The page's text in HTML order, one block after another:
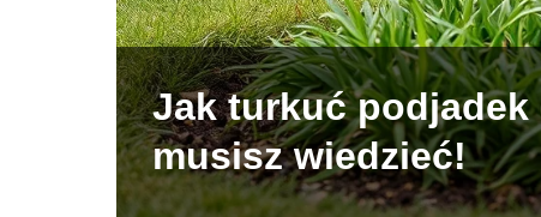
Jak turkuć
musisz wiedzieć!